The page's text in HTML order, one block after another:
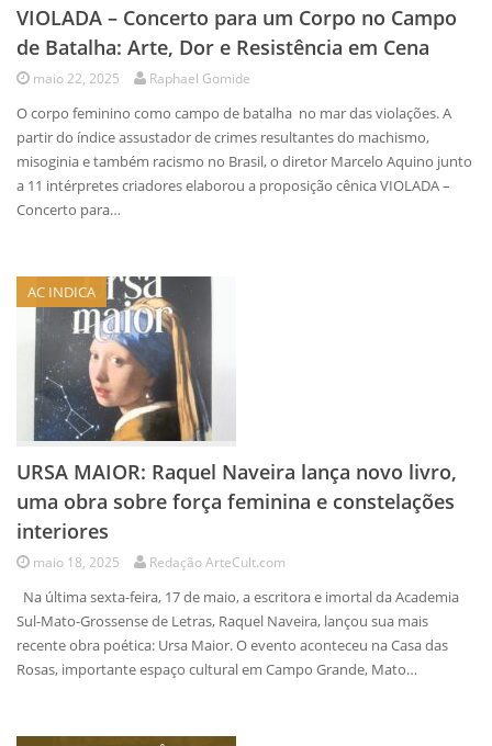
VIOLADA – Concerto para um Corpo no Campo
de Batalha: Arte, Dor e Resistência em Cena
maio 22, 2025 Raphael Gomide
O corpo feminino como campo de batalha no mar das violações. A
partir do índice assustador de crimes resultantes do machismo,
misoginia e também racismo no Brasil, o diretor Marcelo Aquino junto
a 11 intérpretes criadores elaborou a proposição cênica VIOLADA –
Concerto para…
AC INDICA
URSA MAIOR: Raquel Naveira lança novo livro,
uma obra sobre força feminina e constelações
interiores
maio 18, 2025 Redação ArteCult.com
Na última sexta-feira, 17 de maio, a escritora e imortal da Academia
Sul-Mato-Grossense de Letras, Raquel Naveira, lançou sua mais
recente obra poética: Ursa Maior. O evento aconteceu na Casa das
Rosas, importante espaço cultural em Campo Grande, Mato…